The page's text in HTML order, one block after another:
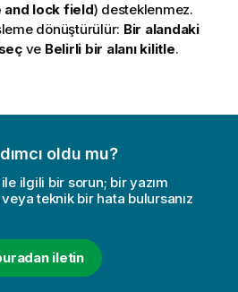
and lock field) desteklenmez.
dönüştürülür: Bir alandaki
ve Belirli bir alanı kilitle.
oldu mu?
ilgili bir sorun; bir yazım
teknik bir hata bulursanız
iletin